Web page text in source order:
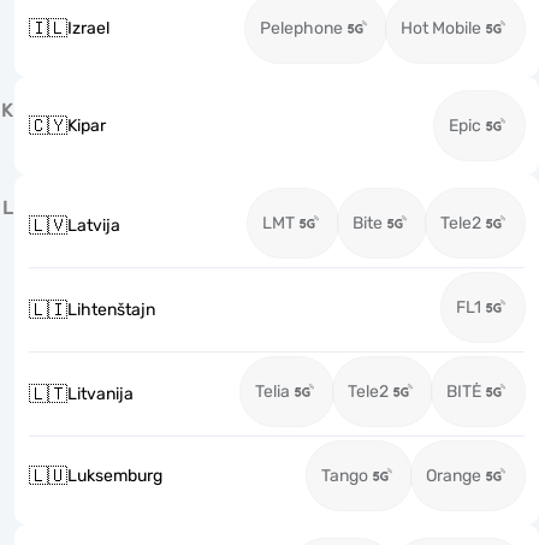
🇮🇱Izrael Pelephone Hot Mobile
K
🇨🇾Kipar Epic
L
🇱🇻Latvija LMT Bite Tele2
🇱🇮Lihtenštajn FL1
🇱🇹Litvanija Telia Tele2 BITĖ
🇱🇺Luksemburg Tango Orange